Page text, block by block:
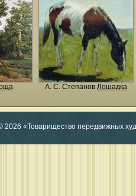
А. С. Степанов Лошадка
2026 «Товарищество передвижных